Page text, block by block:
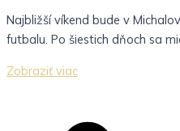
Najbližší víkend bude v
futbalu. Po šiestich dňoch sa
Zobraziť viac